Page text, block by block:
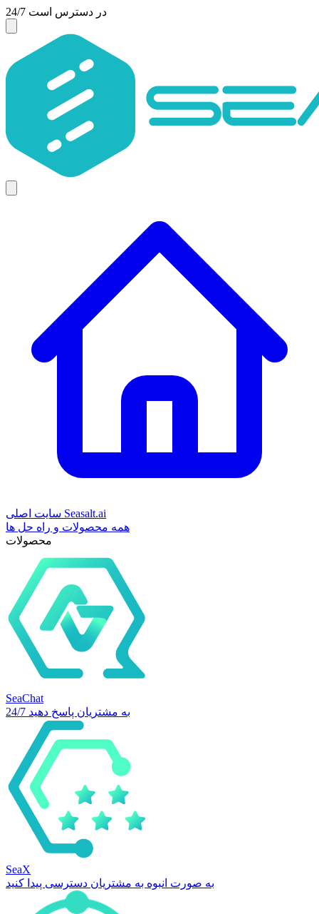
24/7 در دسترس است
سایت اصلی Seasalt.ai
همه محصولات و راه حل ها
محصولات
SeaChat
24/7 به مشتریان پاسخ دهید
SeaX
به صورت انبوه به مشتریان دسترسی پیدا کنید